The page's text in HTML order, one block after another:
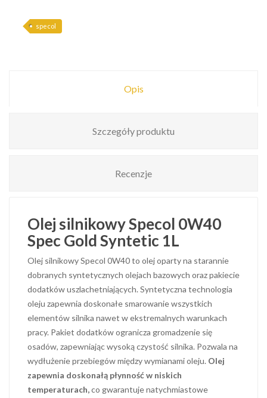
specol
Opis
Szczegóły produktu
Recenzje
Olej silnikowy Specol 0W40
Spec Gold Syntetic 1L
Olej silnikowy Specol 0W40 to olej oparty na starannie
dobranych syntetycznych olejach bazowych oraz pakiecie
dodatków uszlachetniających. Syntetyczna technologia
oleju zapewnia doskonałe smarowanie wszystkich
elementów silnika nawet w ekstremalnych warunkach
pracy. Pakiet dodatków ogranicza gromadzenie się
osadów, zapewniając wysoką czystość silnika. Pozwala na
wydłużenie przebiegów między wymianami oleju. Olej
zapewnia doskonałą płynność w niskich
temperaturach,co gwarantuje natychmiastowe